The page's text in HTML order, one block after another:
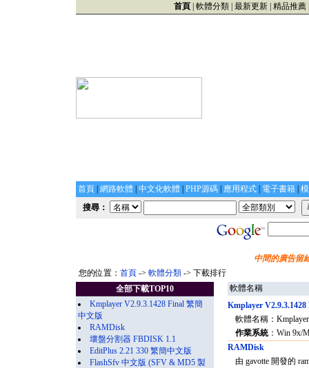
首頁| 軟體分類| 最新更新| 精品推薦
首頁 網路軟體 中文化軟體 PHP源碼 應用程式 電子書籍
搜尋：
中間的廣告留
您的位置： 首頁 -> 軟體分類 -> 下載排行
全部下載TOP10
Kmplayer V2.9.3.1428 Final 繁簡
中文版
RAMDisk
壞盤分割器 FBDISK 1.1
EditPlus 2.21 330 繁簡中文版
FlashSfv 中文版 (SFV & MD5 製
軟體名稱
Kmplayer
軟體名稱：
作業系統：Win 9x/
RAMDisk
由 gavotte 開發的